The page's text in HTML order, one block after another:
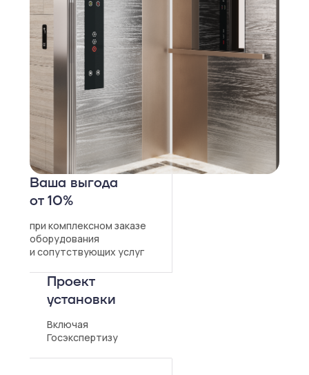
Ваша выгода
от 10%
при комплексном заказе
оборудования
и сопутствующих услуг
Проект
установки
Включая
Госэкспертизу